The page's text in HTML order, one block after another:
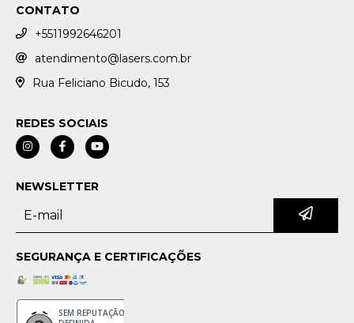
CONTATO
+5511992646201
atendimento@lasers.com.br
Rua Feliciano Bicudo, 153
REDES SOCIAIS
NEWSLETTER
SEGURANÇA E CERTIFICAÇÕES
SEM REPUTAÇÃO